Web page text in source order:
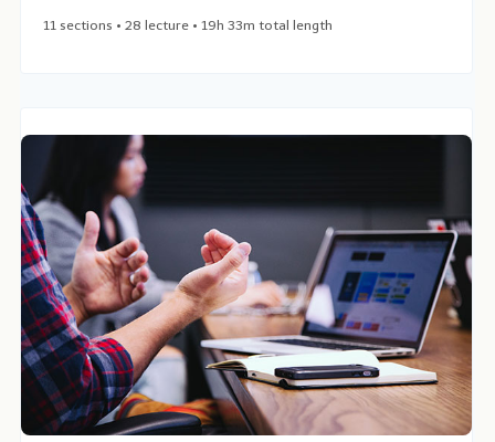
11 sections • 28 lecture • 19h 33m total length